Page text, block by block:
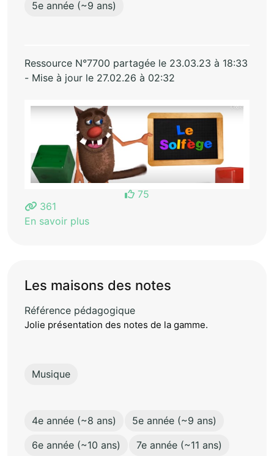
5e année (~9 ans)
Ressource N°7700 partagée le 23.03.23 à 18:33
- Mise à jour le 27.02.26 à 02:32
75
361
En savoir plus
Les maisons des notes
Référence pédagogique
Jolie présentation des notes de la gamme.
Musique
4e année (~8 ans)
5e année (~9 ans)
6e année (~10 ans)
7e année (~11 ans)